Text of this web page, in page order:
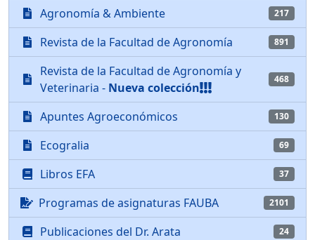
Agronomía & Ambiente 217
Revista de la Facultad de Agronomía 891
Revista de la Facultad de Agronomía y
Veterinaria - Nueva colección
468
Apuntes Agroeconómicos 130
Ecogralia 69
Libros EFA 37
Programas de asignaturas FAUBA 2101
Publicaciones del Dr. Arata 24